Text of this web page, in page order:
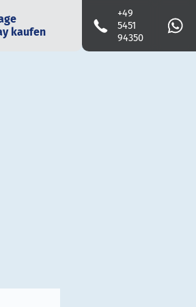
kaufen
+49
5451
94350